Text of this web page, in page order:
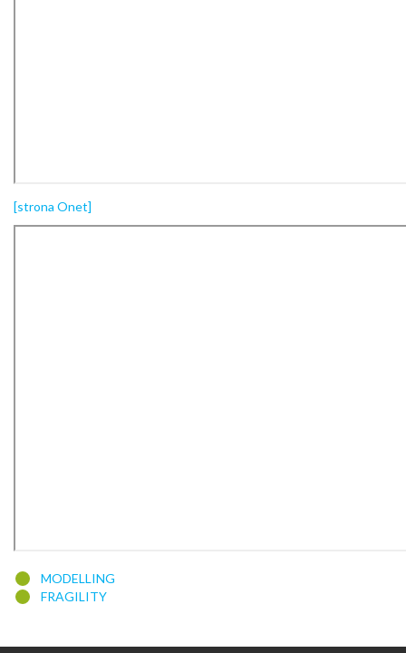
[strona Onet]
MODELLING
FRAGILITY